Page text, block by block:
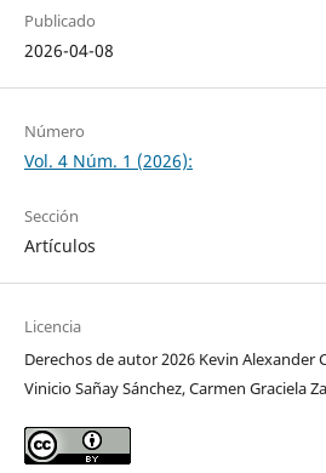
Publicado
2026-04-08
Número
Vol. 4 Núm. 1 (2026):
Sección
Artículos
Licencia
Derechos de autor 2026 Kevin Alexander
Vinicio Sañay Sánchez, Carmen Graciela